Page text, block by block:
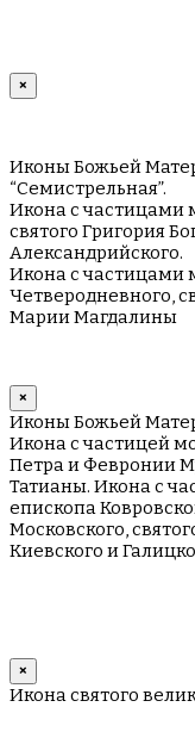
×
Иконы Божьей
“Семистрельная”.
Икона с частицами
святого Григория
Александрийского.
Икона с частицами
Четверодневного,
Марии Магдалины
×
Иконы Божьей
Икона с частицей
Петра и Февронии
Татианы. Икона с
епископа
Московского,
Киевского и
×
Икона святого